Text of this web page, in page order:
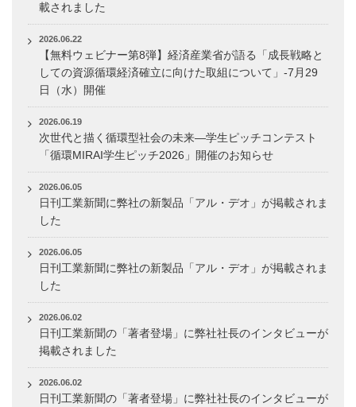
載されました
2026.06.22
【無料ウェビナー第8弾】経済産業省が語る「成長戦略と
しての資源循環経済確立に向けた取組について」-7月29
日（水）開催
2026.06.19
次世代と描く循環型社会の未来―学生ピッチコンテスト
「循環MIRAI学生ピッチ2026」開催のお知らせ
2026.06.05
日刊工業新聞に弊社の新製品「アル・デオ」が掲載されま
した
2026.06.05
日刊工業新聞に弊社の新製品「アル・デオ」が掲載されま
した
2026.06.02
日刊工業新聞の「著者登場」に弊社社長のインタビューが
掲載されました
2026.06.02
日刊工業新聞の「著者登場」に弊社社長のインタビューが